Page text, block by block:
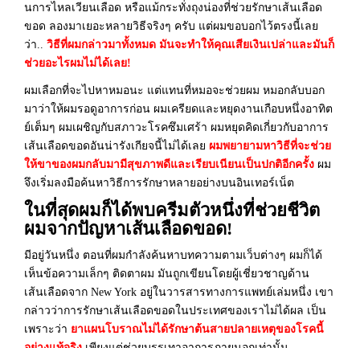
นการไหลเวียนเลือด หรือแม้กระทั่งถุงน่องที่ช่วยรักษาเส้นเลือด
ขอด ลองมาเยอะหลายวิธีจริงๆ ครับ แต่ผมขอบอกไว้ตรงนี้เลย
ว่า.. วิธีที่ผมกล่าวมาทั้งหมด มันจะทำให้คุณเสียเงินเปล่าและมันก็
ช่วยอะไรผมไม่ได้เลย!
ผมเลือกที่จะไปหาหมอนะ แต่แทนที่หมอจะช่วยผม หมอกลับบอก
มาว่าให้ผมรอดูอาการก่อน ผมเครียดและหยุดงานเกือบหนึ่งอาทิต
ย์เต็มๆ ผมเผชิญกับสภาวะโรคซึมเศร้า ผมหยุดคิดเกี่ยวกับอาการ
เส้นเลือดขอดอันน่ารังเกียจนี้ไม่ได้เลย ผมพยายามหาวิธีที่จะช่วย
ให้ขาของผมกลับมามีสุขภาพดีและเรียบเนียนเป็นปกติอีกครั้ง ผม
จึงเริ่มลงมือค้นหาวิธีการรักษาหลายอย่างบนอินเทอร์เน็ต
ในที่สุดผมก็ได้พบครีมตัวหนึ่งที่ช่วยชีวิต
ผมจากปัญหาเส้นเลือดขอด!
มีอยู่วันหนึ่ง ตอนที่ผมกำลังค้นหาบทความตามเว็บต่างๆ ผมก็ได้
เห็นข้อความเล็กๆ ติดตาผม มันถูกเขียนโดยผู้เชี่ยวชาญด้าน
เส้นเลือดจาก New York อยู่ในวารสารทางการแพทย์เล่มหนึ่ง เขา
กล่าวว่าการรักษาเส้นเลือดขอดในประเทศของเราไม่ได้ผล เป็น
เพราะว่า ยาแผนโบราณไม่ได้รักษาต้นสายปลายเหตุของโรคนี้